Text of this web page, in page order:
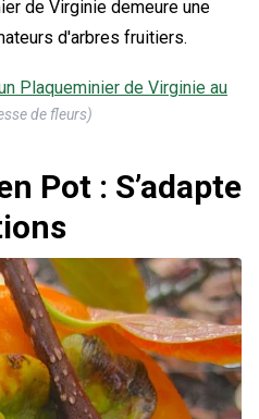
de Virginie demeure une
d'arbres fruitiers.
Plaqueminier de Virginie au
de fleurs)
Pot : S’adapte